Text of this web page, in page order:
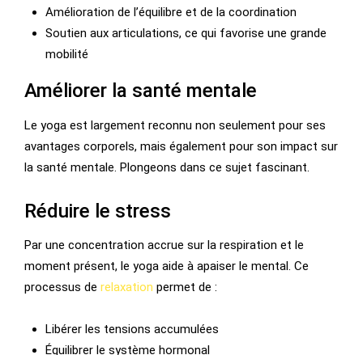
Amélioration de l’équilibre et de la coordination
Soutien aux articulations, ce qui favorise une grande
mobilité
Améliorer la santé mentale
Le yoga est largement reconnu non seulement pour ses
avantages corporels, mais également pour son impact sur
la santé mentale. Plongeons dans ce sujet fascinant.
Réduire le stress
Par une concentration accrue sur la respiration et le
moment présent, le yoga aide à apaiser le mental. Ce
processus de relaxation permet de :
Libérer les tensions accumulées
Équilibrer le système hormonal